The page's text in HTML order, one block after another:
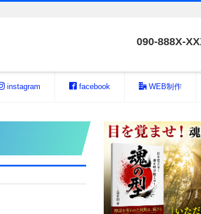
090-888X-
instagram facebook WEB制作